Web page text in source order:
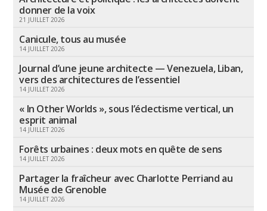
donner de la voix
21 JUILLET 2026
Canicule, tous au musée
14 JUILLET 2026
Journal d’une jeune architecte — Venezuela, Liban,
vers des architectures de l’essentiel
14 JUILLET 2026
« In Other Worlds », sous l’éclectisme vertical, un
esprit animal
14 JUILLET 2026
Forêts urbaines : deux mots en quête de sens
14 JUILLET 2026
Partager la fraîcheur avec Charlotte Perriand au
Musée de Grenoble
14 JUILLET 2026